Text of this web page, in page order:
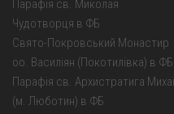
Парафія св. Миколая
Чудотворця в ФБ
Свято-Покровський Монастир
оо. Василіян (Покотилівка) в ФБ
Парафія св. Архистратига
(м. Люботин) в ФБ